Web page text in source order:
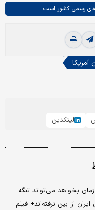
رسمی کشور است.
آمریکا
لینکدین
بخواهد می‌تواند تنگه
از بین نرفته‌اند+ فیلم